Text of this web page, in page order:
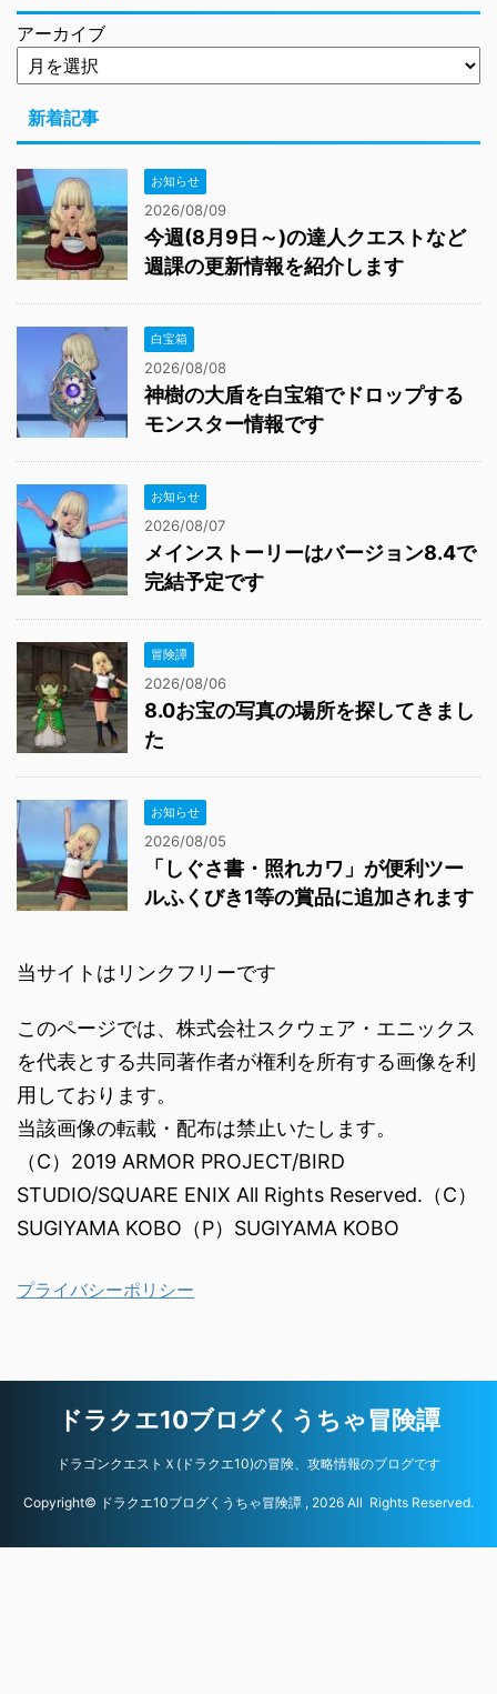
アーカイブ
新着記事
お知らせ
2026/08/09
今週(8月9日～)の達人クエストなど
週課の更新情報を紹介します
白宝箱
2026/08/08
神樹の大盾を白宝箱でドロップする
モンスター情報です
お知らせ
2026/08/07
メインストーリーはバージョン8.4で
完結予定です
冒険譚
2026/08/06
8.0お宝の写真の場所を探してきまし
た
お知らせ
2026/08/05
「しぐさ書・照れカワ」が便利ツー
ルふくびき1等の賞品に追加されます
当サイトはリンクフリーです
このページでは、株式会社スクウェア・エニックス
を代表とする共同著作者が権利を所有する画像を利
用しております。
当該画像の転載・配布は禁止いたします。
（C）2019 ARMOR PROJECT/BIRD
STUDIO/SQUARE ENIX All Rights Reserved.（C）
SUGIYAMA KOBO（P）SUGIYAMA KOBO
プライバシーポリシー
ドラクエ10ブログくうちゃ冒険譚
ドラゴンクエストＸ(ドラクエ10)の冒険、攻略情報のブログです
Copyright© ドラクエ10ブログくうちゃ冒険譚 , 2026 All Rights Reserved.